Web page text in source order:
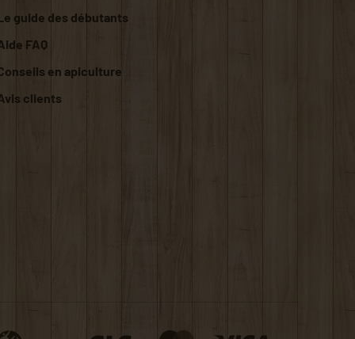
guide des débutants
FAQ
en apiculture
clients